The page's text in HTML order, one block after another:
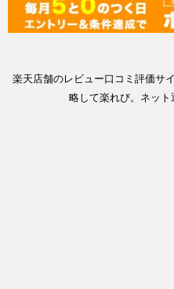
楽天店舗のレビュー口コミ評価サ
略して楽れび。ネッ